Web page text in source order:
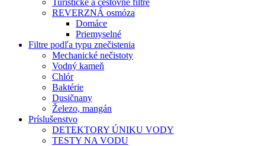
Turistické a cestovné filtre
REVERZNÁ osmóza
Domáce
Priemyselné
Filtre podľa typu znečistenia
Mechanické nečistoty
Vodný kameň
Chlór
Baktérie
Dusičnany
Železo, mangán
Príslušenstvo
DETEKTORY ÚNIKU VODY
TESTY NA VODU